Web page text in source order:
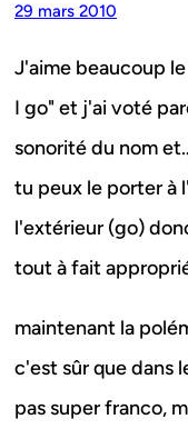
29 mars 2010
J'aime beaucoup
I go" et j'ai voté
sonorité du nom
tu peux le porter à
l'extérieur (go)
tout à fait
maintenant la
c'est sûr que dans
pas super franco,